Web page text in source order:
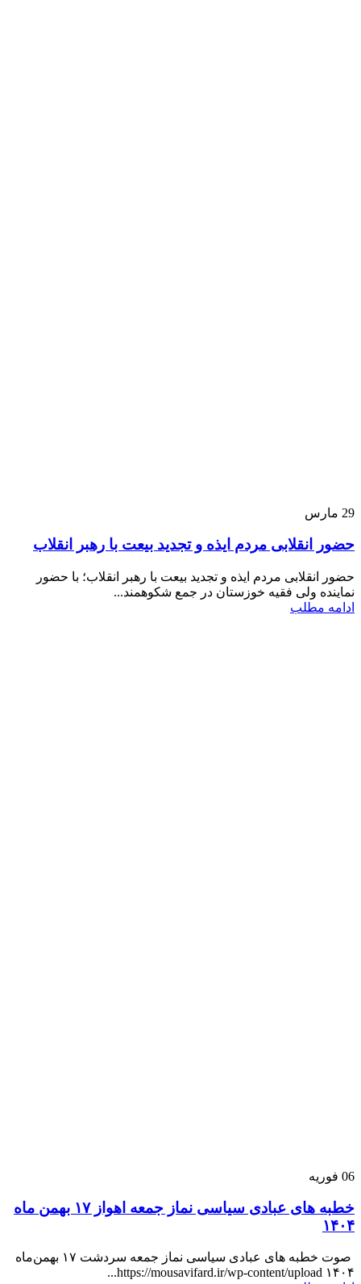
29 مارس
حضور انقلابی مردم ایذه و تجدید بیعت با رهبر انقلاب
حضور انقلابی مردم ایذه و تجدید بیعت با رهبر انقلاب؛ با حضور
نماینده ولی فقیه خوزستان در جمع شکوهمند...
ادامه مطلب
06 فوریه
خطبه های عبادی سیاسی نماز جمعه اهواز ۱۷ بهمن ماه
۱۴۰۴
صوت خطبه های عبادی سیاسی نماز جمعه سردشت ۱۷ بهمن‌ماه
۱۴۰۴ https://mousavifard.ir/wp-content/upload...